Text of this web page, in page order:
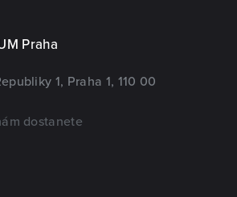
Praha
1, Praha 1, 110 00
dostanete